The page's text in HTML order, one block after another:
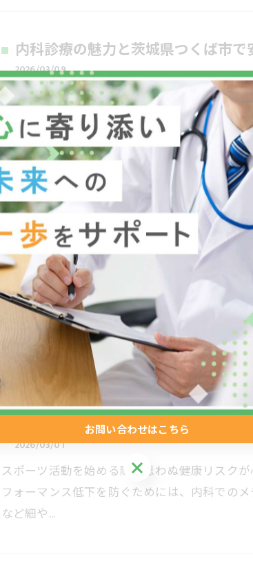
内科診療の魅力と茨城県つくば市
2026/03/09
内科診療を気軽に受けられる場所を探してい
中、どのクリニックを選ぶべきか戸惑うこと
活習慣病の…
内科健康維持のための茨城県つく
善のポイント
2026/03/08
健康診断の受診や普段の生活習慣管理につい
の健診や生活習慣病の予防に取り組みたいと
び方など、…
内科のメディカルチェックで安全
2026/03/01
スポーツ活動を始める際、思わぬ健康リスク
フォーマンス低下を防ぐためには、内科での
など細や…
お問い合わせはこちら
お問い合わせはこちら